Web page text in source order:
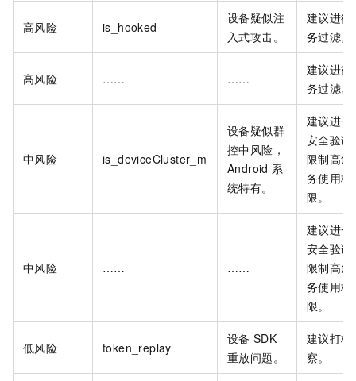
高风险 is_hooked
设备疑似注
入式攻击。
建议进行
务过滤。
高风险 …… ……
建议进行
务过滤。
中风险 is_deviceCluster_m
设备疑似群
控中风险，
Android 系
统特有。
建议进一
安全验证
限制高危
务使用权
限。
中风险 …… ……
建议进一
安全验证
限制高危
务使用权
限。
低风险 token_replay
设备 SDK
重放问题。
建议打标
察。